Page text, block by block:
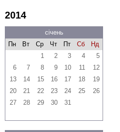
2014
січень
Пн
Вт Ср Чт Пт Сб
Нд
1
2 3 4
5
6
7 8 9 10 11
12
13
14 15 16 17 18
19
20
21 22 23 24 25
26
27
28 29 30 31